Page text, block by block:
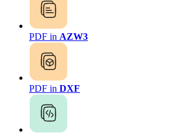
PDF in AZW3
PDF in DXF